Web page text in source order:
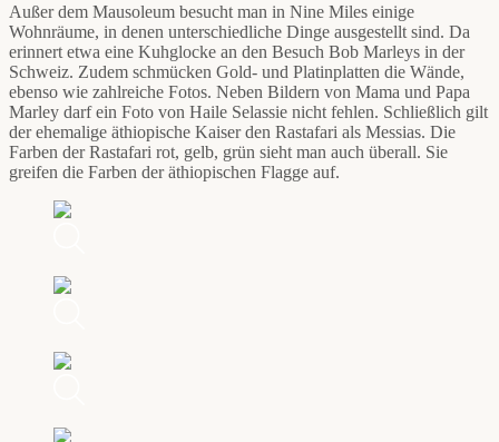
Außer dem Mausoleum besucht man in Nine Miles einige
Wohnräume, in denen unterschiedliche Dinge ausgestellt sind. Da
erinnert etwa eine Kuhglocke an den Besuch Bob Marleys in der
Schweiz. Zudem schmücken Gold- und Platinplatten die Wände,
ebenso wie zahlreiche Fotos. Neben Bildern von Mama und Papa
Marley darf ein Foto von Haile Selassie nicht fehlen. Schließlich gilt
der ehemalige äthiopische Kaiser den Rastafari als Messias. Die
Farben der Rastafari rot, gelb, grün sieht man auch überall. Sie
greifen die Farben der äthiopischen Flagge auf.